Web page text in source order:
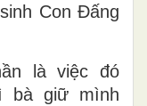
Con Đấng
là việc đó
bà giữ mình